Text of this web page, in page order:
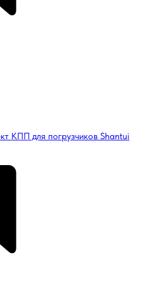
КПП для погрузчиков Shantui